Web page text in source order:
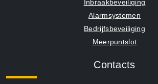
Inbraakbeveiliging
Alarmsystemen
Bedrijfsbeveiliging
Meerpuntslot
Contacts